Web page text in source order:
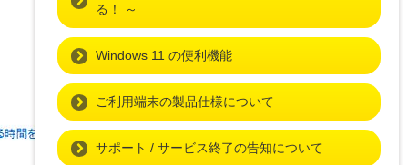
る！ ～
Windows 11 の便利機能
ご利用端末の製品仕様について
サポート / サービス終了の告知について